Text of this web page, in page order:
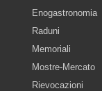
Enogastronomia
Raduni
Memoriali
Mostre-Mercato
Rievocazioni